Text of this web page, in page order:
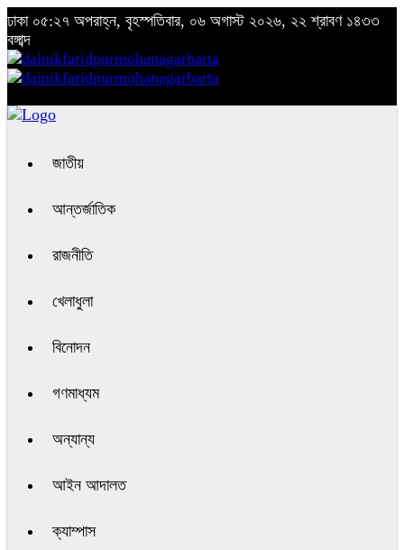
ঢাকা ০৫:২৭ অপরাহ্ন, বৃহস্পতিবার, ০৬ অগাস্ট ২০২৬, ২২ শ্রাবণ ১৪৩৩
বঙ্গাব্দ
জাতীয়
আন্তর্জাতিক
রাজনীতি
খেলাধুলা
বিনোদন
গণমাধ্যম
অন্যান্য
আইন আদালত
ক্যাম্পাস